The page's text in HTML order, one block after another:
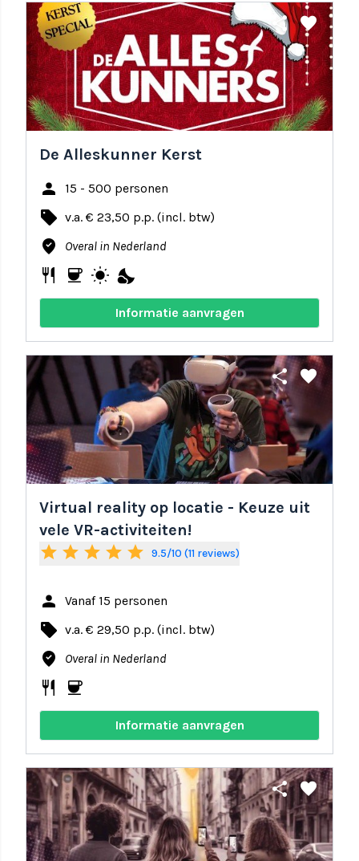
share favorite
De Alleskunner Kerst
person 15 - 500 personen
local_offer v.a. € 23,50 p.p. (incl. btw)
where_to_vote Overal in Nederland
restaurant coffee wb_sunny nights_stay
Informatie aanvragen
share favorite
Virtual reality op locatie - Keuze uit
vele VR-activiteiten!
star star star star star 9.5/10 (11 reviews)
person Vanaf 15 personen
local_offer v.a. € 29,50 p.p. (incl. btw)
where_to_vote Overal in Nederland
restaurant coffee
Informatie aanvragen
share favorite